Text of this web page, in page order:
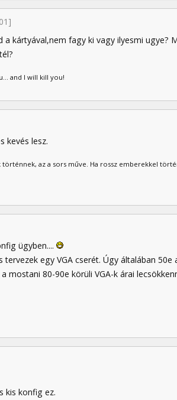
a kártyával,nem fagy ki vagy ilyesmi ugye?
and I will kill you!
kevés lesz.
az a sors műve. Ha rossz emberekkel
ügyben....
tervezek egy VGA cserét. Úgy általában
mostani 80-90e körüli VGA-k árai
kis konfig ez.